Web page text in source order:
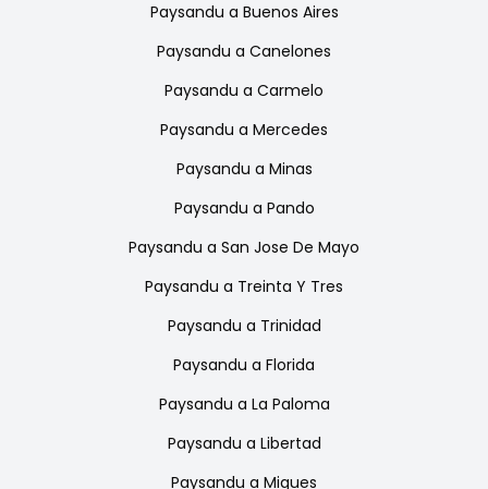
Paysandu a Buenos Aires
Paysandu a Canelones
Paysandu a Carmelo
Paysandu a Mercedes
Paysandu a Minas
Paysandu a Pando
Paysandu a San Jose De Mayo
Paysandu a Treinta Y Tres
Paysandu a Trinidad
Paysandu a Florida
Paysandu a La Paloma
Paysandu a Libertad
Paysandu a Migues